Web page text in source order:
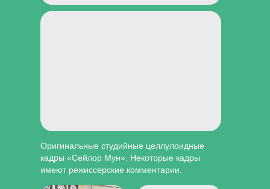
Оригинальные студийные целлулоидные
кадры «Сейлор Мун». Некоторые кадры
имеют режиссерские комментарии.